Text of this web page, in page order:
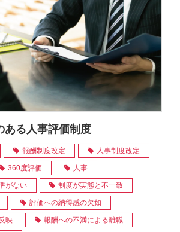
ある人事評価制度
報酬制度改定 人事制度改定
360度評価 人事
がない 制度が実態と不一致
評価への納得感の欠如
映 報酬への不満による離職